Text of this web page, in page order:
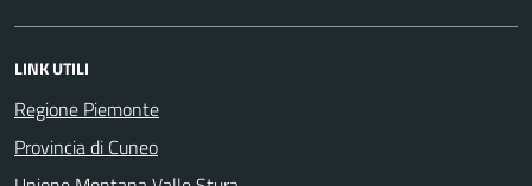
LINK UTILI
Regione Piemonte
Provincia di Cuneo